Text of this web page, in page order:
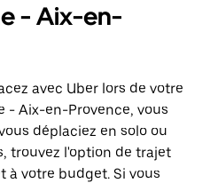
- Aix-en-
avec Uber lors de votre
- Aix-en-Provence, vous
déplaciez en solo ou
trouvez l'option de trajet
à votre budget. Si vous